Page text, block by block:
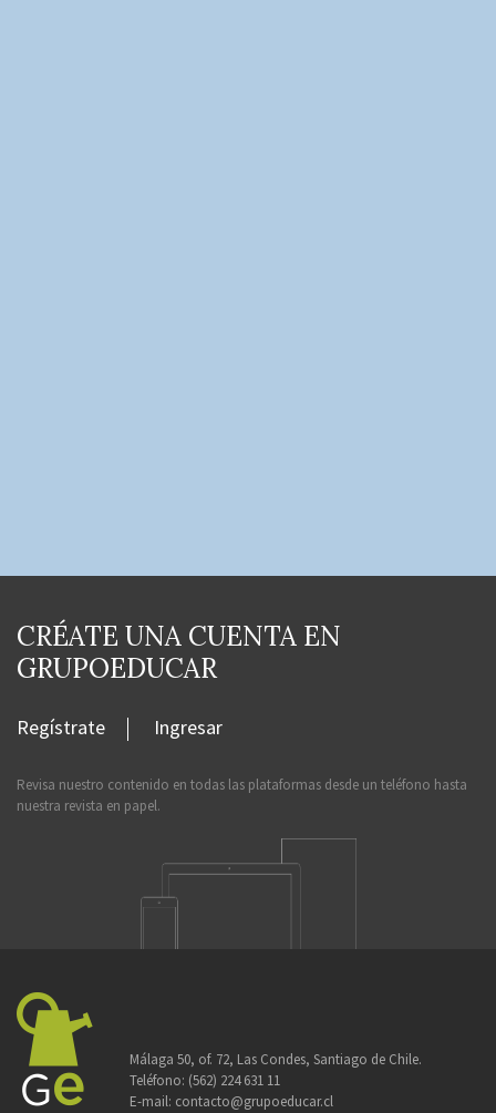
CRÉATE UNA CUENTA EN
GRUPOEDUCAR
Regístrate Ingresar
Revisa nuestro contenido en todas las plataformas desde un teléfono hasta
nuestra revista en papel.
Málaga 50, of. 72, Las Condes, Santiago de Chile.
Teléfono: (562) 224 631 11
E-mail: contacto@grupoeducar.cl